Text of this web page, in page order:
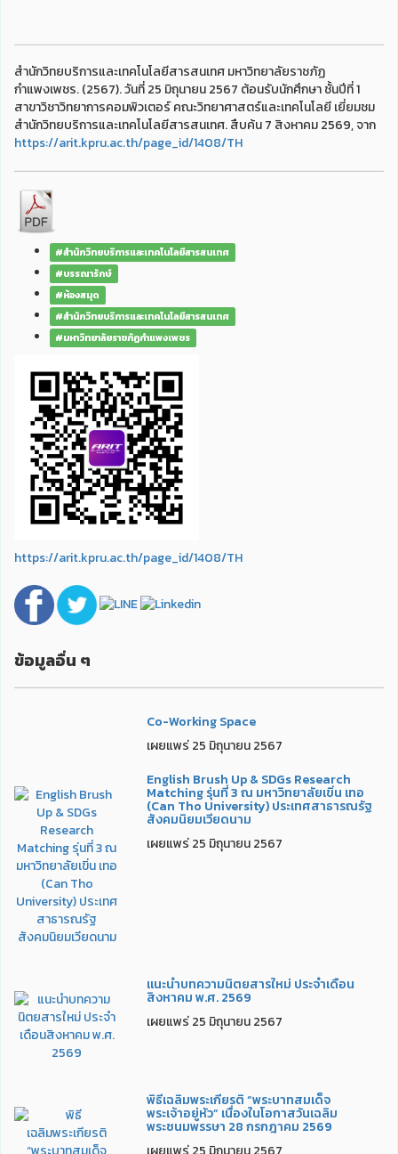
สำนักวิทยบริการและเทคโนโลยีสารสนเทศ มหาวิทยาลัยราชภัฏ
กำแพงเพชร. (2567). วันที่ 25 มิถุนายน 2567 ต้อนรับนักศึกษา ชั้นปีที่ 1
สาขาวิชาวิทยาการคอมพิวเตอร์ คณะวิทยาศาสตร์และเทคโนโลยี เยี่ยมชม
สำนักวิทยบริการและเทคโนโลยีสารสนเทศ. สืบค้น 7 สิงหาคม 2569, จาก
https://arit.kpru.ac.th/page_id/1408/TH
#สำนักวิทยบริการและเทคโนโลยีสารสนเทศ
#บรรณารักษ์
#ห้องสมุด
#สำนักวิทยบริการและเทคโนโลยีสารสนเทศ
#มหาวิทยาลัยราชภัฏกำแพงเพชร
https://arit.kpru.ac.th/page_id/1408/TH
ข้อมูลอื่น ๆ
Co-Working Space
เผยแพร่ 25 มิถุนายน 2567
English Brush Up & SDGs Research
Matching รุ่นที่ 3 ณ มหาวิทยาลัยเขิ่น เทอ
(Can Tho University) ประเทศสาธารณรัฐ
สังคมนิยมเวียดนาม
เผยแพร่ 25 มิถุนายน 2567
แนะนำบทความนิตยสารใหม่ ประจำเดือน
สิงหาคม พ.ศ. 2569
เผยแพร่ 25 มิถุนายน 2567
พิธีเฉลิมพระเกียรติ “พระบาทสมเด็จ
พระเจ้าอยู่หัว” เนื่องในโอกาสวันเฉลิม
พระชนมพรรษา 28 กรกฎาคม 2569